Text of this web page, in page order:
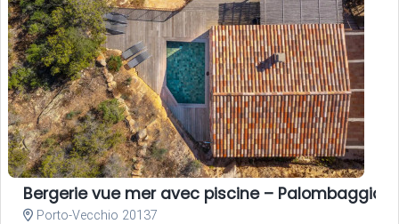
Bergerie vue mer avec piscine – Palombaggia,
Porto-Vecchio 20137